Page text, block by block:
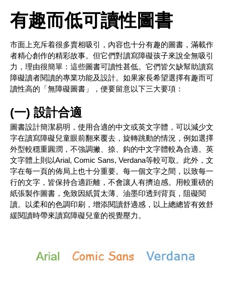
有趣而低可讀性圖書
市面上充斥着很多賣相吸引，內容也十分有趣的圖書，滿載作
者精心創作的精彩故事。但它們對讀寫障礙孩子來說全無吸引
力，理由很簡單：這些圖書可讀性甚低。它們皆欠缺幫助讀寫
障礙讀者閱讀的專業功能及設計。如果家長希望選擇有趣而可
讀性高的「無障礙圖書」，便要留意以下三大要項：
(一) 設計合適
圖書設計簡潔易明，使用合適的中文或英文字體，可以減少文
字在讀寫障礙兒童眼前翻來覆去，旋轉跳動的情況，例如選擇
外型較穩重圓潤，不強調撇、捺、鈎的中文字體較為合適。英
文字體上則以Arial, Comic Sans, Verdana等較可取。此外，文
字在每一頁的佈局上也十分重要。每一個文字之間，以致每一
行的文字，皆保持合適距離，不會讓人有擠迫感。用較重磅的
紙張製作圖書，免致因紙質太薄、油墨印透到背頁，阻礙閱
讀。以柔和的色調印刷，增添閱讀舒適感，以上總總皆有效舒
緩閱讀時帶來讀寫障礙兒童的視覺壓力。